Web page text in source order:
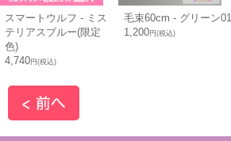
スマートウルフ - ミス
テリアスブルー(限定
色)
4,740円(税込)
毛束60cm - グリーン01
1,200円(税込)